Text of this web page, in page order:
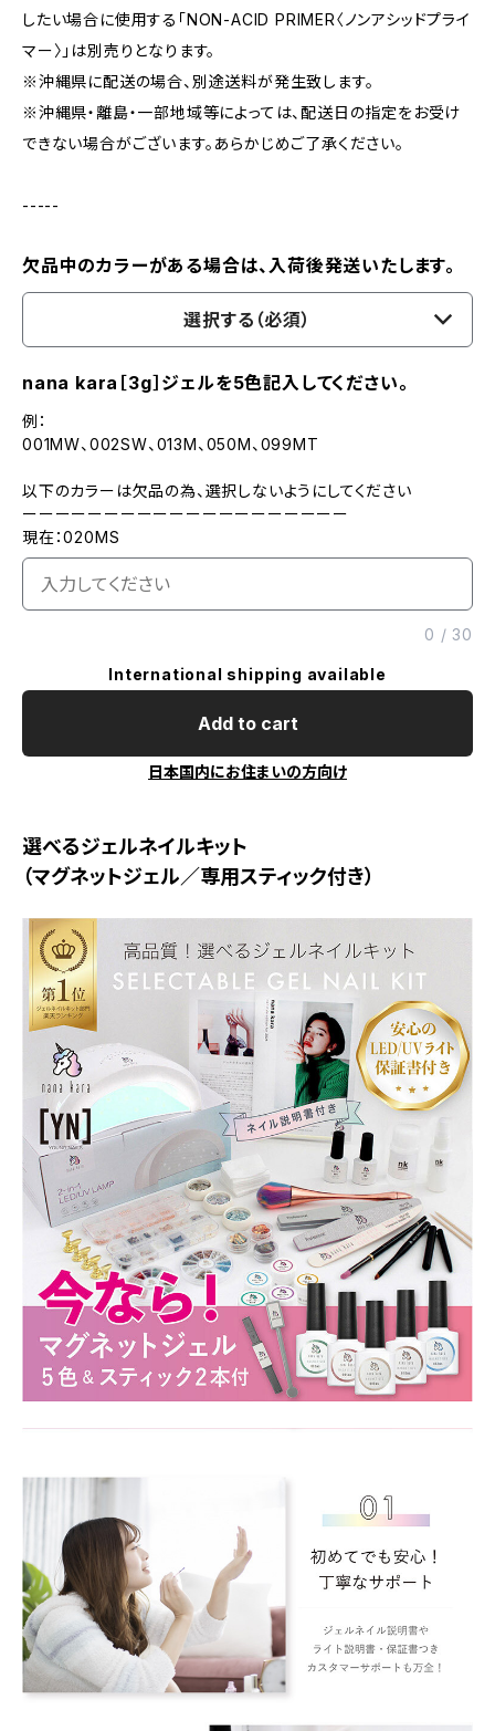
したい場合に使用する「NON-ACID PRIMER〈ノンアシッドプライ
マー〉」は別売りとなります。
※沖縄県に配送の場合、別途送料が発生致します。
※沖縄県・離島・一部地域等によっては、配送日の指定をお受け
できない場合がございます。あらかじめご了承ください。
-----
欠品中のカラーがある場合は、入荷後発送いたします。
選択する（必須）
nana kara［3g］ジェルを5色記入してください。
例：
001MW、002SW、013M、050M、099MT
以下のカラーは欠品の為、選択しないようにしてください
ーーーーーーーーーーーーーーーーーーーー
現在：020MS
0 /30
International shipping available
Add to cart
日本国内にお住まいの方向け
選べるジェルネイルキット
（マグネットジェル／専用スティック付き）